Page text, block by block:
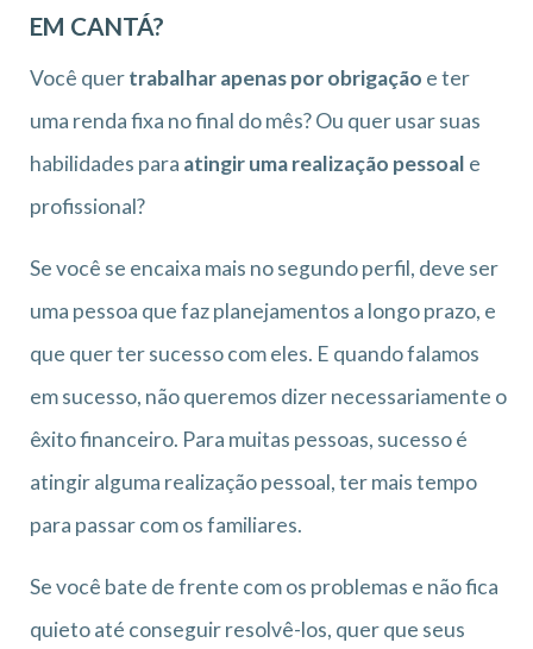
EM CANTÁ?
Você quertrabalhar apenas por obrigação e ter
uma renda fixa no final do mês? Ou quer usar suas
habilidades para atingir uma realização pessoal e
profissional?
Se você se encaixa mais no segundo perfil, deve ser
uma pessoa que faz planejamentos a longo prazo, e
que quer ter sucesso com eles. E quando falamos
em sucesso, não queremos dizer necessariamente o
êxito financeiro. Para muitas pessoas, sucesso é
atingir alguma realização pessoal, ter mais tempo
para passar com os familiares.
Se você bate de frente com os problemas e não fica
quieto até conseguir resolvê-los, quer que seus